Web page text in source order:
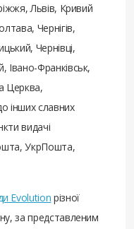
Львів, Кривий
Чернігів,
Чернівці,
Івано-Франківськ,
Церква,
інших славних
видачі
УкрПошта,
Evolution різної
за представленим